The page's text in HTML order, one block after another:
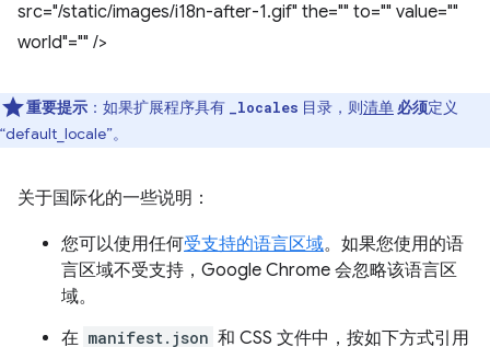
src="/static/images/i18n-after-1.gif" the="" to="" value=""
world"="" />
重要提示 ：如果扩展程序具有 _locales 目录，则清单 必须定义
“default_locale”。
关于国际化的一些说明：
您可以使用任何受支持的语言区域。如果您使用的语
言区域不受支持，Google Chrome 会忽略该语言区
域。
在 manifest.json 和 CSS 文件中，按如下方式引用